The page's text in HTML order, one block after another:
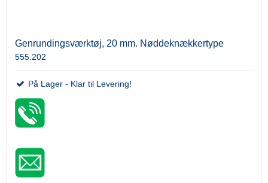
Genrundingsværktøj, 20 mm. Nøddeknækkertype
555.202
På Lager - Klar til Levering!